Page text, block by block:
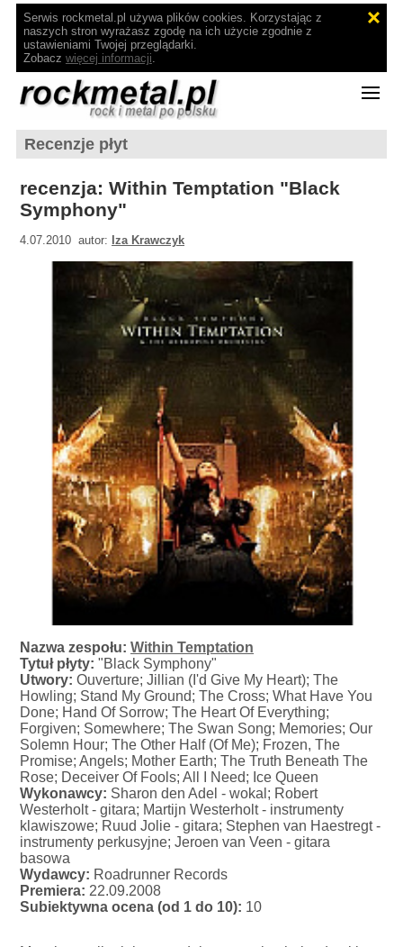
Serwis rockmetal.pl używa plików cookies. Korzystając z
naszych stron wyrażasz zgodę na ich użycie zgodnie z
ustawieniami Twojej przeglądarki.
Zobacz więcej informacji.
Recenzje płyt
recenzja: Within Temptation "Black
Symphony"
4.07.2010 autor: Iza Krawczyk
Nazwa zespołu: Within Temptation
Tytuł płyty: "Black Symphony"
Utwory: Ouverture; Jillian (I'd Give My Heart); The
Howling; Stand My Ground; The Cross; What Have You
Done; Hand Of Sorrow; The Heart Of Everything;
Forgiven; Somewhere; The Swan Song; Memories; Our
Solemn Hour; The Other Half (Of Me); Frozen, The
Promise; Angels; Mother Earth; The Truth Beneath The
Rose; Deceiver Of Fools; All I Need; Ice Queen
Wykonawcy: Sharon den Adel - wokal; Robert
Westerholt - gitara; Martijn Westerholt - instrumenty
klawiszowe; Ruud Jolie - gitara; Stephen van Haestregt -
instrumenty perkusyjne; Jeroen van Veen - gitara
basowa
Wydawcy: Roadrunner Records
Premiera: 22.09.2008
Subiektywna ocena (od 1 do 10): 10